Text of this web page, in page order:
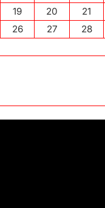
19 20 21
26 27 28